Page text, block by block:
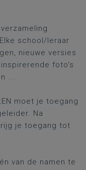
school/leraar
nieuwe versies
foto's
...
moet je toegang
Na
je toegang tot
van de namen te